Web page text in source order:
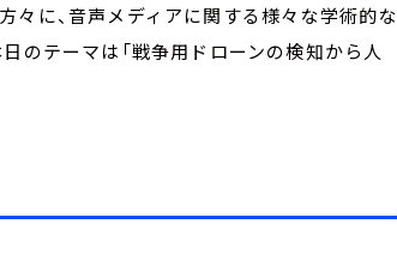
に、音声メディアに関する様々な学術的な
のテーマは「戦争用ドローンの検知から人